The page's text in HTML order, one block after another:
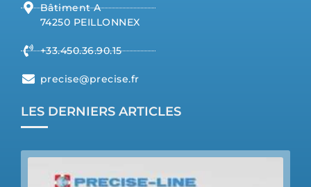
Bâtiment A
74250 PEILLONNEX
+33.450.36.90.15
precise@precise.fr
LES DERNIERS ARTICLES